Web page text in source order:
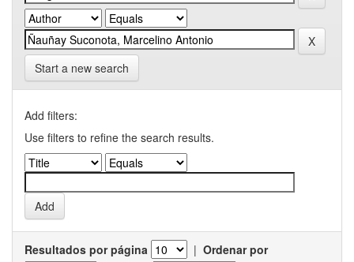
Start a new search
Add filters:
Use filters to refine the search results.
Resultados por página | Ordenar por